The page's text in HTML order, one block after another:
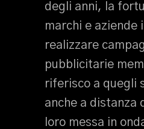
degli anni, la
marchi e aziende
realizzare
pubblicitarie
riferisco a quegli
anche a distanza
loro messa in